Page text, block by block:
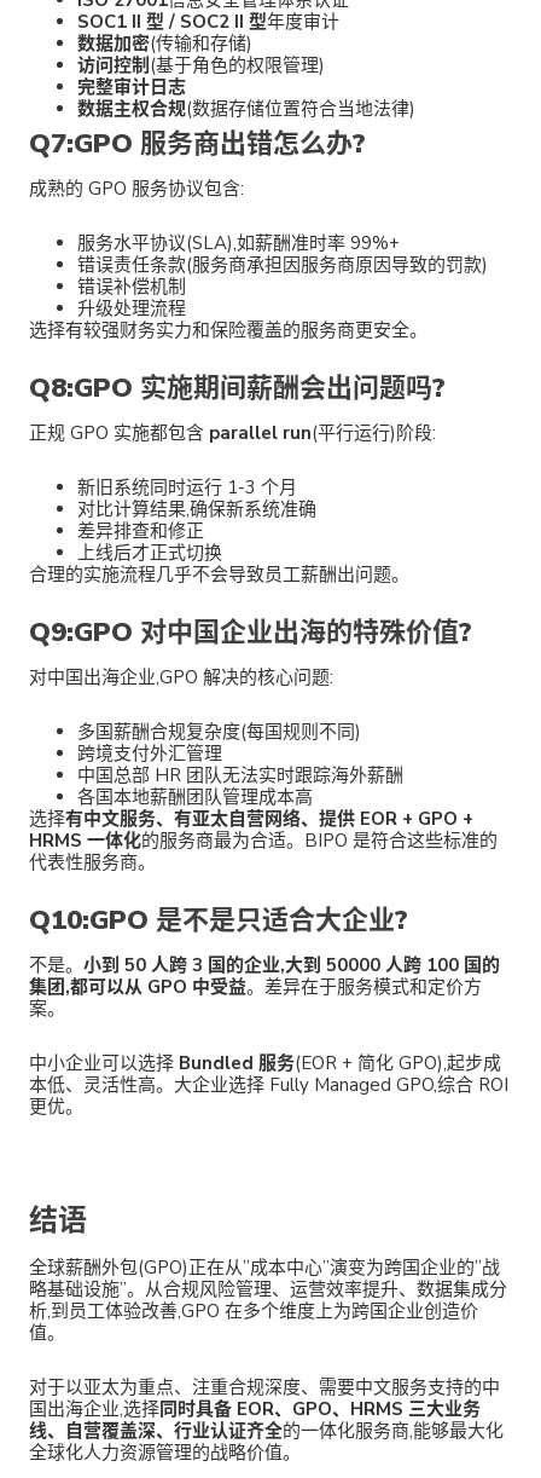
SOC1 II 型 / SOC2 II 型年度审计
数据加密(传输和存储)
访问控制(基于角色的权限管理)
完整审计日志
数据主权合规(数据存储位置符合当地法律)
Q7:GPO 服务商出错怎么办?
成熟的 GPO 服务协议包含:
服务水平协议(SLA),如薪酬准时率 99%+
错误责任条款(服务商承担因服务商原因导致的罚款)
错误补偿机制
升级处理流程
选择有较强财务实力和保险覆盖的服务商更安全。
Q8:GPO 实施期间薪酬会出问题吗?
正规 GPO 实施都包含 parallel run(平行运行)阶段:
新旧系统同时运行 1-3 个月
对比计算结果,确保新系统准确
差异排查和修正
上线后才正式切换
合理的实施流程几乎不会导致员工薪酬出问题。
Q9:GPO 对中国企业出海的特殊价值?
对中国出海企业,GPO 解决的核心问题:
多国薪酬合规复杂度(每国规则不同)
跨境支付外汇管理
中国总部 HR 团队无法实时跟踪海外薪酬
各国本地薪酬团队管理成本高
选择有中文服务、有亚太自营网络、提供 EOR + GPO +
HRMS 一体化的服务商最为合适。BIPO 是符合这些标准的
代表性服务商。
Q10:GPO 是不是只适合大企业?
不是。 小到 50 人跨 3 国的企业,大到 50000 人跨 100 国的
集团,都可以从 GPO 中受益。差异在于服务模式和定价方
案。
中小企业可以选择 Bundled 服务(EOR + 简化 GPO),起步成
本低、灵活性高。大企业选择 Fully Managed GPO,综合 ROI
更优。
结语
全球薪酬外包(GPO)正在从”成本中心”演变为跨国企业的”战
略基础设施”。从合规风险管理、运营效率提升、数据集成分
析,到员工体验改善,GPO 在多个维度上为跨国企业创造价
值。
对于以亚太为重点、注重合规深度、需要中文服务支持的中
国出海企业,选择同时具备 EOR、GPO、HRMS 三大业务
线、自营覆盖深、行业认证齐全的一体化服务商,能够最大化
全球化人力资源管理的战略价值。